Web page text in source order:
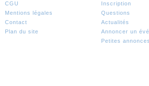
CGU
Mentions légales
Contact
Plan du site
Inscription
Questions
Actualités
Annoncer un
Petites annonces